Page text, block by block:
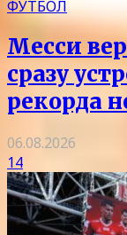
ФУТБОЛ
Месси
сразу
рекорда
06.08.2026
14